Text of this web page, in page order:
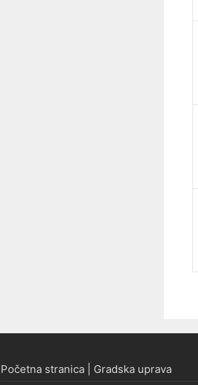
Početna stranica | Gradska uprava